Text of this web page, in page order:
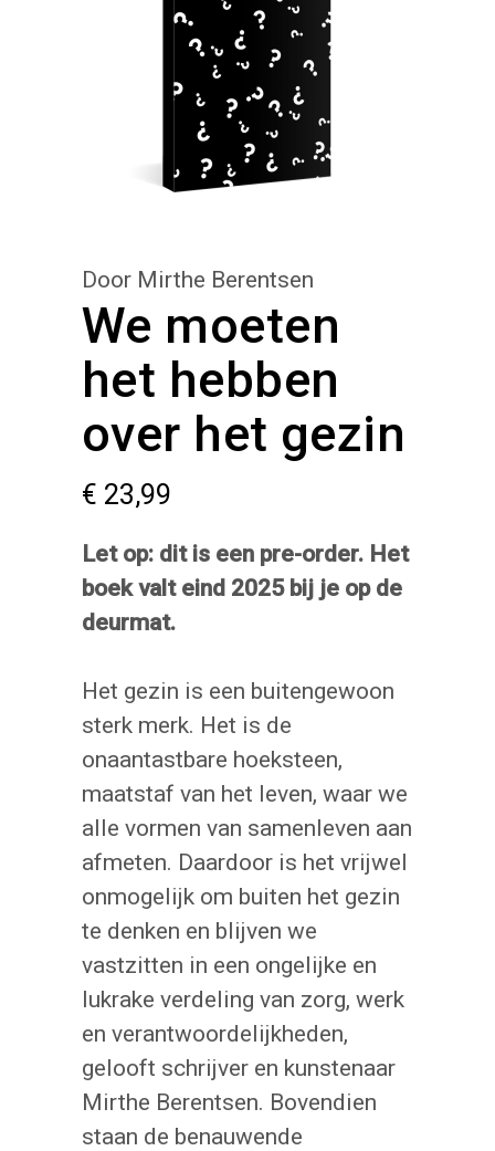
Door Mirthe Berentsen
We moeten
het hebben
over het gezin
€ 23,99
Let op: dit is een pre-order. Het
boek valt eind 2025 bij je op de
deurmat.
Het gezin is een buitengewoon
sterk merk. Het is de
onaantastbare hoeksteen,
maatstaf van het leven, waar we
alle vormen van samenleven aan
afmeten. Daardoor is het vrijwel
onmogelijk om buiten het gezin
te denken en blijven we
vastzitten in een ongelijke en
lukrake verdeling van zorg, werk
en verantwoordelijkheden,
gelooft schrijver en kunstenaar
Mirthe Berentsen. Bovendien
staan de benauwende